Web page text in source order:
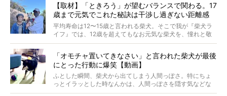
【取材】「ときろう」が望むバランスで関わる。17
歳まで元気でこれた秘訣は干渉し過ぎない距離感
#38ときろう
平均寿命は12〜15歳と言われる柴犬。そこで我が『柴犬ラ
イフ』では、12歳を超えてもなお元気な柴犬を、憧れと敬
意を込めて“レジェンド柴”と呼んでいます。 この特集で
ォーカスし、その元気の秘訣や、老犬と暮らすうえで大切
だと思うことを、オーナーさんに語っていただきます。今
回登場してくれたのは、17歳のときろうくん。小さい頃か
ら食が細かったため、何でも食べさせてきたということで
「オモチャ置いてきなさい」と言われた柴犬が最後
にとった行動に爆笑【動画】
ふとした瞬間、柴犬から出てしまう人間っぽさ。特にちょ
っとイラッとした時なんかは、人間っぽさを隠す気などな
いように見えます。もしかして本当の本当は、中身は人間